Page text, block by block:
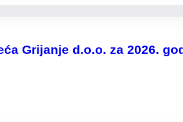
Grijanje d.o.o. za 2026.